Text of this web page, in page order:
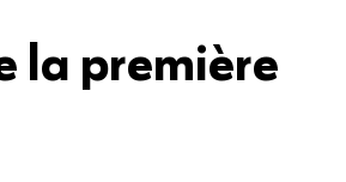
la première